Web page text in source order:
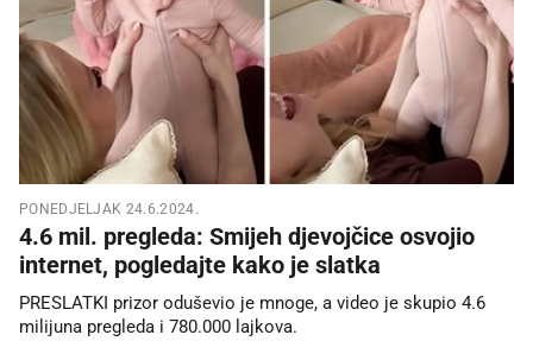
PONEDJELJAK 24.6.2024.
4.6 mil. pregleda: Smijeh djevojčice osvojio
internet, pogledajte kako je slatka
PRESLATKI prizor oduševio je mnoge, a video je skupio 4.6
milijuna pregleda i 780.000 lajkova.